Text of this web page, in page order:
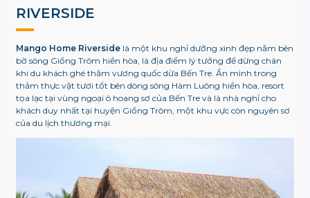
RIVERSIDE
Mango Home Riversidelà một khu nghỉ dưỡng xinh đẹp nằm bên
bờ sông Giồng Trôm hiền hòa, là địa điểm lý tưởng để dừng chân
khi du khách ghé thăm vương quốc dừa Bến Tre. Ẩn mình trong
thảm thực vật tươi tốt bên dòng sông Hàm Luông hiền hòa, resort
tọa lạc tại vùng ngoại ô hoang sơ của Bến Tre và là nhà nghỉ cho
khách duy nhất tại huyện Giồng Trôm, một khu vực còn nguyên sơ
của du lịch thương mại.